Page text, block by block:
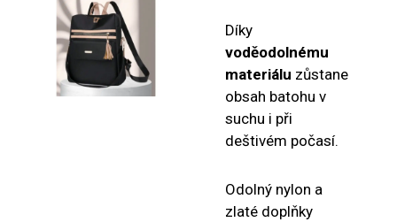
Díky
voděodolnému
materiálu zůstane
obsah batohu v
suchu i při
deštivém počasí.
Odolný nylon a
zlaté doplňky